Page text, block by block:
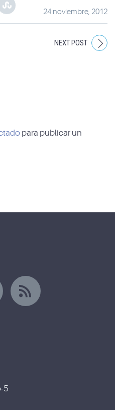
24 noviembre, 2012
NEXT POST
para publicar un
5